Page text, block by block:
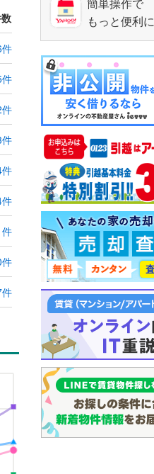
件
件
件
件
件
件
件
件
件
もっと便利に